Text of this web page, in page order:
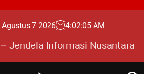
7 2026 4:02:06 AM
Jendela Informasi Nusantara